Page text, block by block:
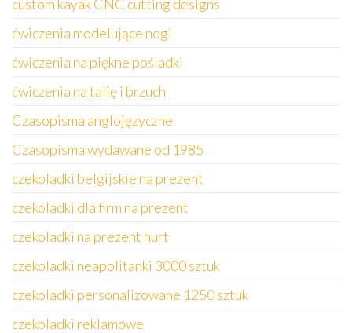
custom kayak CNC cutting designs
ćwiczenia modelujące nogi
ćwiczenia na piękne pośladki
ćwiczenia na talię i brzuch
Czasopisma anglojęzyczne
Czasopisma wydawane od 1985
czekoladki belgijskie na prezent
czekoladki dla firm na prezent
czekoladki na prezent hurt
czekoladki neapolitanki 3000 sztuk
czekoladki personalizowane 1250 sztuk
czekoladki reklamowe